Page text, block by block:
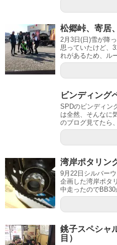
松郷峠、寄居
2月3日(日)雪が降
思っていたけど、
れがあるため、ル
ビンディング
SPDのビンディン
は全然、そんなに
のブログ見てたら
湾岸ポタリン
9月22日シルバー
企画した湾岸ポタ
中走ったので
銚子スペシャ
目）